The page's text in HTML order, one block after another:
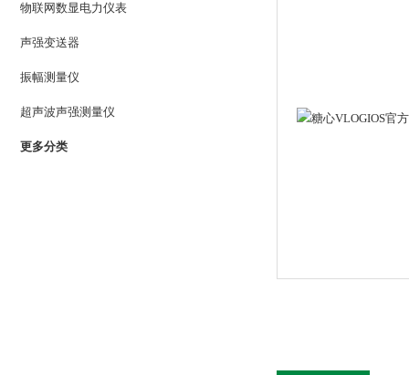
物联网数显电力仪表
声强变送器
振幅测量仪
超声波声强测量仪
更多分类